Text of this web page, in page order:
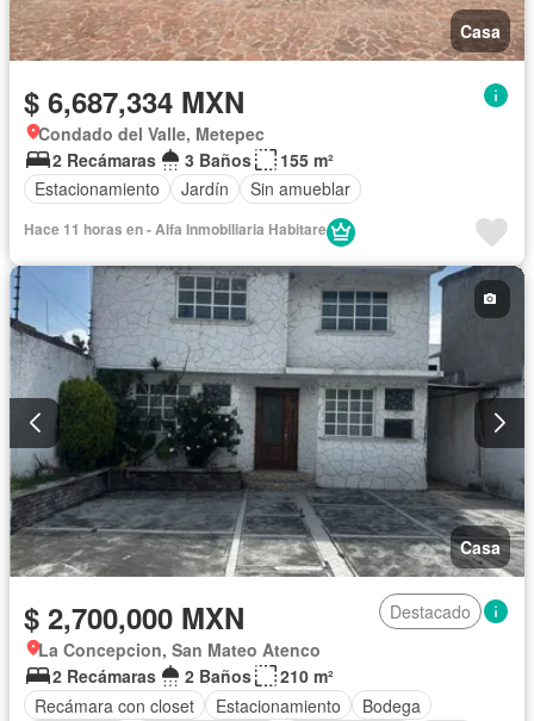
Casa
$ 6,687,334 MXN
Condado del Valle, Metepec
2 Recámaras
3 Baños
155 m²
Estacionamiento
Jardín Sin amueblar
Hace 11 horas en - Alfa Inmobiliaria Habitare
Casa
$ 2,700,000 MXN
Destacado
La Concepcion, San Mateo Atenco
2 Recámaras
2 Baños
210 m²
Recámara con closet
Estacionamiento
Bodega